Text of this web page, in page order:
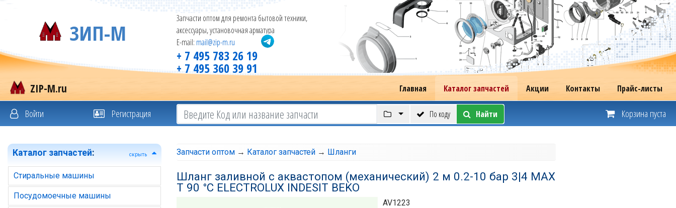
ЗИП-М
Запчасти оптом для ремонта бытовой техники,
аксессуары, установочная арматура
E-mail: mail@zip-m.ru
+ 7 495 783 26 19
+ 7 495 360 39 91
ZIP-M.ru Главная Каталог запчастей Акции Контакты Прайс-листы
Войти Регистрация По коду Найти Корзина пуста
Каталог запчастей: скрыть
Стиральные машины
Посудомоечные машины
Запчасти оптом → Каталог запчастей → Шланги
Шланг заливной с аквастопом (механический) 2 м 0.2-10 бар 3|4 MAX
T 90 °C ELECTROLUX INDESIT BEKO
AV1223